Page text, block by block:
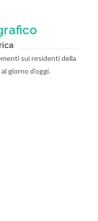
sui residenti della
giorno d'oggi.